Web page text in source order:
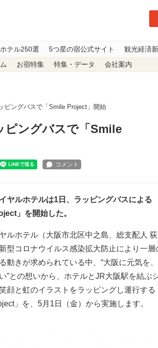
テル250選 5つ星の宿公式サイト 観光経済
お宿特集 特集・データ 会社案内
ピングバスで「Smile Project」開始
ピングバスで「Smile
ヤルホテルは1日、ラッピングバスによる
」を開始した。
ルホテル（大阪市北区中之島、総支配人 荻
型コロナウイルス感染拡大防止により一層
動きが求められている中、“大阪に元気を
”との想いから、ホテルとJR大阪駅を結ぶ
顔と虹のイラストをラッピングし運行する
」を、5月1日（金）から実施します。